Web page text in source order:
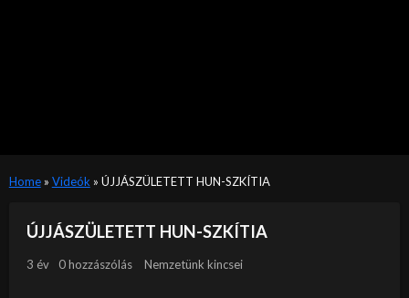
Home» Videók » ÚJJÁSZÜLETETT HUN-SZKÍTIA
ÚJJÁSZÜLETETT HUN-SZKÍTIA
3 év 0 hozzászólás Nemzetünk kincsei